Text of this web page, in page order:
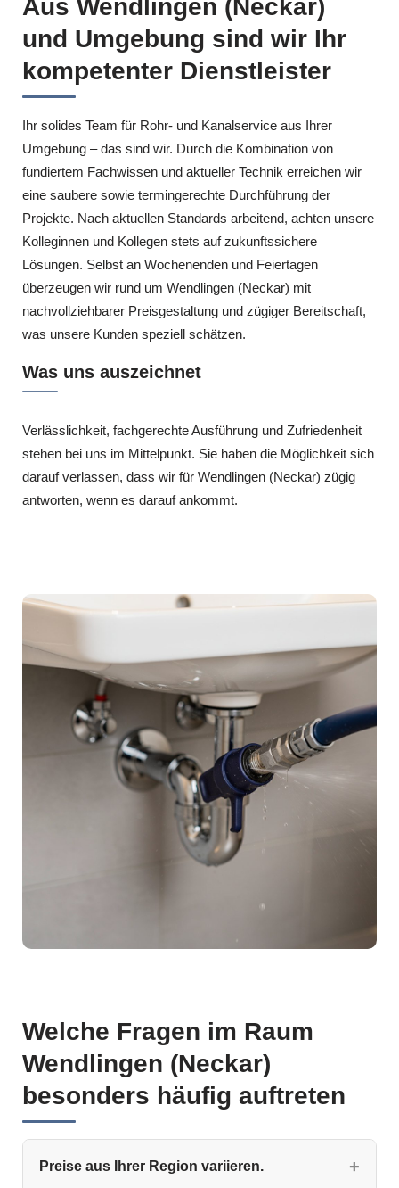
Aus Wendlingen (Neckar)
und Umgebung sind wir Ihr
kompetenter Dienstleister
Ihr solides Team für Rohr- und Kanalservice aus Ihrer
Umgebung – das sind wir. Durch die Kombination von
fundiertem Fachwissen und aktueller Technik erreichen wir
eine saubere sowie termingerechte Durchführung der
Projekte. Nach aktuellen Standards arbeitend, achten unsere
Kolleginnen und Kollegen stets auf zukunftssichere
Lösungen. Selbst an Wochenenden und Feiertagen
überzeugen wir rund um Wendlingen (Neckar) mit
nachvollziehbarer Preisgestaltung und zügiger Bereitschaft,
was unsere Kunden speziell schätzen.
Was uns auszeichnet
Verlässlichkeit, fachgerechte Ausführung und Zufriedenheit
stehen bei uns im Mittelpunkt. Sie haben die Möglichkeit sich
darauf verlassen, dass wir für Wendlingen (Neckar) zügig
antworten, wenn es darauf ankommt.
Welche Fragen im Raum
Wendlingen (Neckar)
besonders häufig auftreten
Preise aus Ihrer Region variieren.